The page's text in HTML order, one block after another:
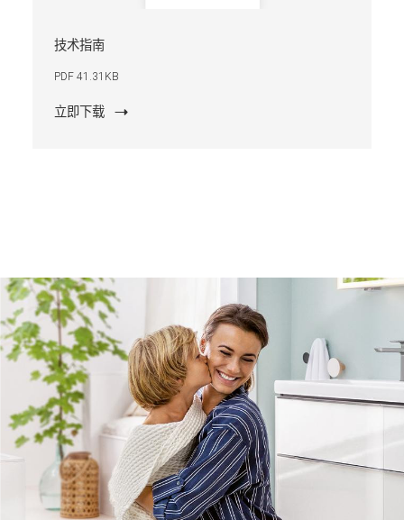
技术指南
PDF 41.31KB
立即下载